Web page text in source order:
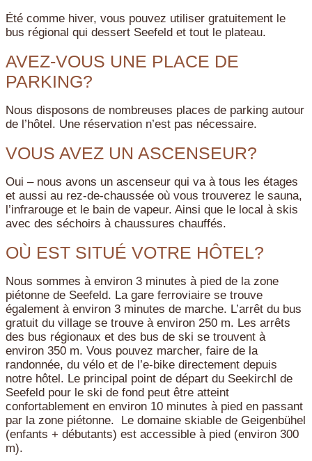
Été comme hiver, vous pouvez utiliser gratuitement le
bus régional qui dessert Seefeld et tout le plateau.
AVEZ-VOUS UNE PLACE DE
PARKING?
Nous disposons de nombreuses places de parking autour
de l’hôtel. Une réservation n’est pas nécessaire.
VOUS AVEZ UN ASCENSEUR?
Oui – nous avons un ascenseur qui va à tous les étages
et aussi au rez-de-chaussée où vous trouverez le sauna,
l’infrarouge et le bain de vapeur. Ainsi que le local à skis
avec des séchoirs à chaussures chauffés.
OÙ EST SITUÉ VOTRE HÔTEL?
Nous sommes à environ 3 minutes à pied de la zone
piétonne de Seefeld. La gare ferroviaire se trouve
également à environ 3 minutes de marche. L’arrêt du bus
gratuit du village se trouve à environ 250 m. Les arrêts
des bus régionaux et des bus de ski se trouvent à
environ 350 m. Vous pouvez marcher, faire de la
randonnée, du vélo et de l’e-bike directement depuis
notre hôtel. Le principal point de départ du Seekirchl de
Seefeld pour le ski de fond peut être atteint
confortablement en environ 10 minutes à pied en passant
par la zone piétonne. Le domaine skiable de Geigenbühel
(enfants + débutants) est accessible à pied (environ 300
m).